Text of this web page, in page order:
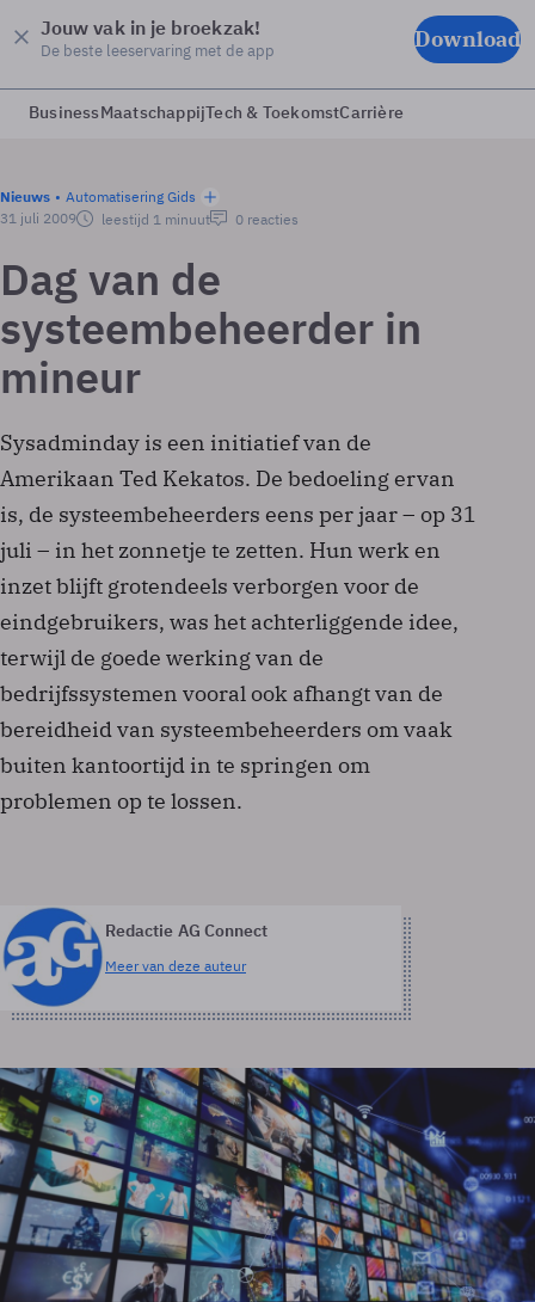
Jouw vak in je broekzak!
De beste leeservaring met de app Download
BusinessMaatschappijTech & ToekomstCarrière
Nieuws
Automatisering Gids
31 juli 2009
leestijd 1 minuut 0 reacties
Dag van de
systeembeheerder in
mineur
Sysadminday is een initiatief van de
Amerikaan Ted Kekatos. De bedoeling ervan
is, de systeembeheerders eens per jaar – op 31
juli – in het zonnetje te zetten. Hun werk en
inzet blijft grotendeels verborgen voor de
eindgebruikers, was het achterliggende idee,
terwijl de goede werking van de
bedrijfssystemen vooral ook afhangt van de
bereidheid van systeembeheerders om vaak
buiten kantoortijd in te springen om
problemen op te lossen.
Redactie AG Connect
Meer van deze auteur